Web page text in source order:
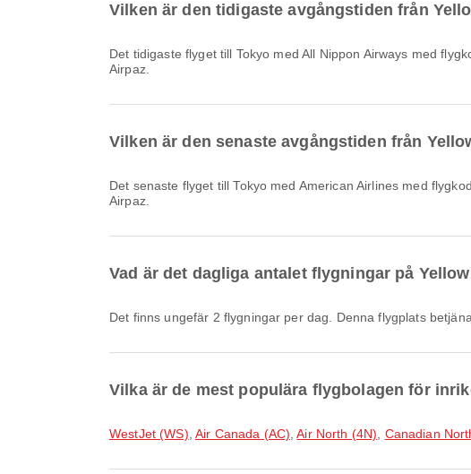
Vilken är den tidigaste avgångstiden från
Det tidigaste flyget till Tokyo med All Nippon Airways med flygkod NH105 avgår klockan 00:05. Du kan se detta schema och jämföra andra tillgängliga flygalternativ på
Airpaz.
Vilken är den senaste avgångstiden från
Det senaste flyget till Tokyo med American Airlines med flygkod AA169 avgår klockan 23:50. Du kan se detta schema och jämföra andra tillgängliga flygalternativ på
Airpaz.
Vad är det dagliga antalet flygningar på
Det finns ungefär 2 flygningar per dag. Denna flygplats
Vilka är de mest populära flygbolagen för
WestJet (WS) Air Canada (AC) ,Air North (4N) Canadian